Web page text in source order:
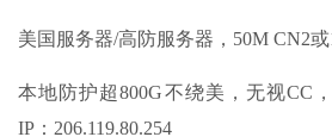
美国服务器/高防服务器，50M CN2或
本地防护超800G不绕美，无视CC
IP：206.119.80.254